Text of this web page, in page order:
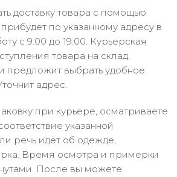
доставку товара с помощью
по указанному адресу в
с 9.00 до 19.00. Курьерская
товара на склад,
предложит выбрать удобное
адрес.
при курьере, осматриваете
указанной
речь идёт об одежде,
Время осмотра и примерки
После вы можете